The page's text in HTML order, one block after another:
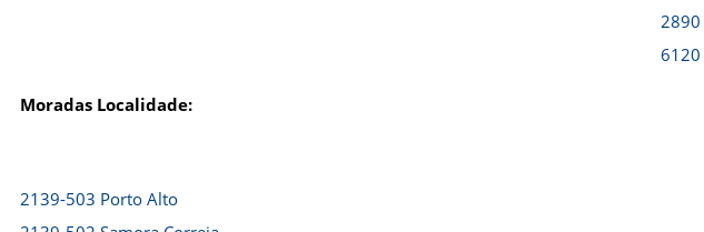
2890
6120
Moradas Localidade:
2139-503 Porto Alto